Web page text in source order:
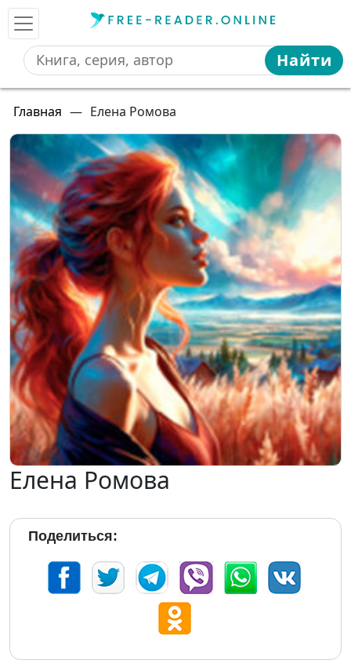
Найти
Главная — Елена Ромова
Елена Ромова
Поделиться: